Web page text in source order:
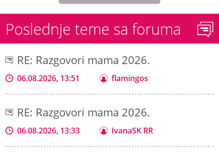
Poslednje teme sa foruma
RE: Razgovori mama 2026.
06.08.2026, 13:51 flamingos
RE: Razgovori mama 2026.
06.08.2026, 13:33 IvanaSK RR